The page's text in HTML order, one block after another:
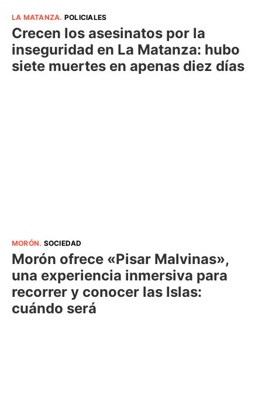
LA MATANZA. POLICIALES
Crecen los asesinatos por la
inseguridad en La Matanza: hubo
siete muertes en apenas diez días
MORÓN. SOCIEDAD
Morón ofrece «Pisar Malvinas»,
una experiencia inmersiva para
recorrer y conocer las Islas:
cuándo será